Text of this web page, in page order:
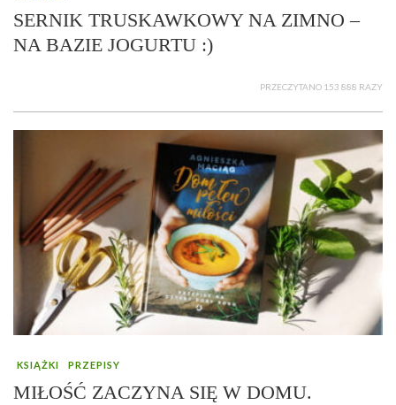
SERNIK TRUSKAWKOWY NA ZIMNO –
NA BAZIE JOGURTU :)
PRZECZYTANO 153 888 RAZY
KSIĄŻKI PRZEPISY
MIŁOŚĆ ZACZYNA SIĘ W DOMU.